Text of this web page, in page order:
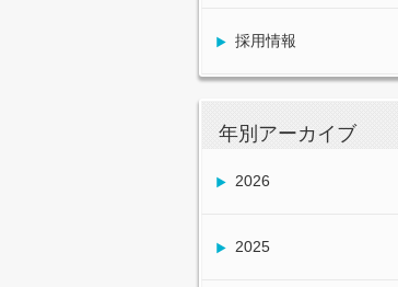
採用情報
年別アーカイブ
2026
2025